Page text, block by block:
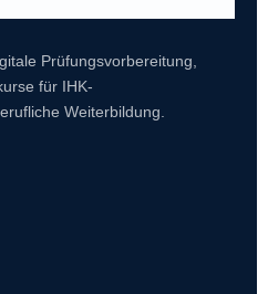
Prüfungsvorbereitung,
für IHK-
Weiterbildung.